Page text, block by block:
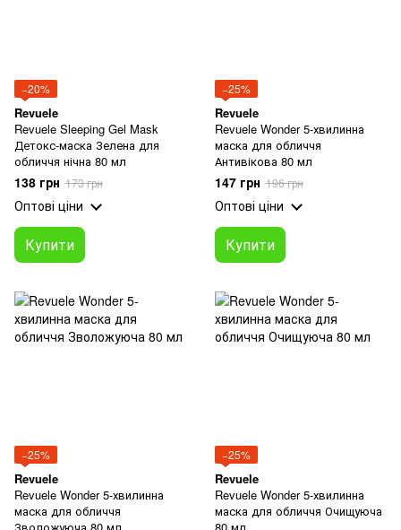
−20%
Revuele
Revuele Sleeping Gel Mask
Детокс-маска Зелена для
обличчя нічна 80 мл
138 грн 173 грн
Оптові ціни
Купити
−25%
Revuele
Revuele Wonder 5-хвилинна
маска для обличчя
Антивікова 80 мл
147 грн 196 грн
Оптові ціни
Купити
−25%
Revuele
Revuele Wonder 5-хвилинна
маска для обличчя
−25%
Revuele
Revuele Wonder 5-хвилинна
маска для обличчя Очищуюча